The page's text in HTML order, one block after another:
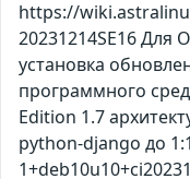
https://
20231214SE16 Для
установка
программного
Edition 1.7
python-django до